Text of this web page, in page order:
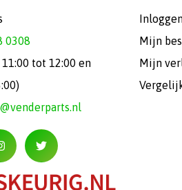
0308
tot 12:00 en
Mijn
Mijn